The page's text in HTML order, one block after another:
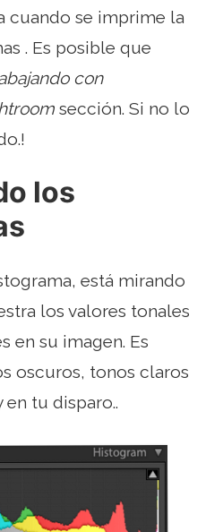
cuando se imprime la
. Es posible que
con
sección. Si no lo
los
está mirando
los valores tonales
en su imagen. Es
oscuros, tonos claros
tu disparo..